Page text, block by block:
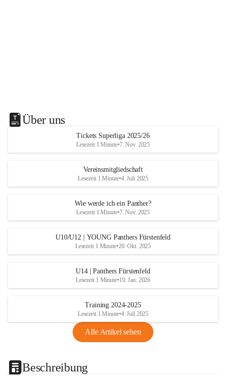
Über uns
Tickets Superliga 2025/26
Lesezeit 1 Minute•7. Nov. 2025
Vereinsmitgliedschaft
Lesezeit 1 Minute•4. Juli 2025
Wie werde ich ein Panther?
Lesezeit 1 Minute•7. Nov. 2025
U10/U12 | YOUNG Panthers Fürstenfeld
Lesezeit 1 Minute•20. Okt. 2025
U14 | Panthers Fürstenfeld
Lesezeit 1 Minute•19. Jan. 2026
Training 2024-2025
Lesezeit 1 Minute•4. Juli 2025
Alle Artikel sehen
Beschreibung